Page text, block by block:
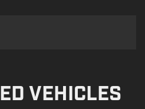
VEHICLES